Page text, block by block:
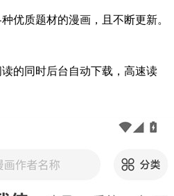
质题材的漫画，且不断更新。
同时后台自动下载，高速读